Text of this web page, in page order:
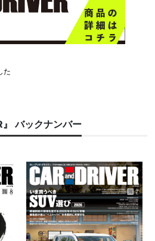
た
バックナンバー